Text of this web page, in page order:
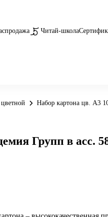
Читай-школа
Набор картона цв. А3
Групп в асс.